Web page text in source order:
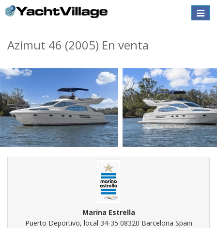
Toggle
Azimut 46 (2005) En venta
Marina Estrella
Puerto Deportivo, local 34-35 08320 Barcelona Spain